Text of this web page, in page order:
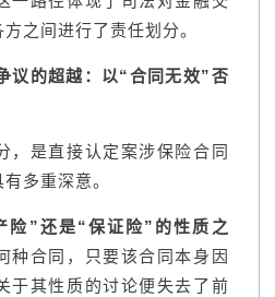
之间进行了责任划分。
议的超越：以“合同无效”否
，是直接认定案涉保险合同
多重深意。
险”还是“保证险”的性质之
种合同，只要该合同本身因
于其性质的讨论便失去了前